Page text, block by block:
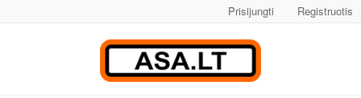
Prisijungti Registruotis